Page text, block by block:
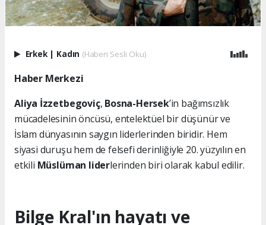
Erkek | Kadın (Haberi Sesli Oku)
Haber Merkezi
Aliya İzzetbegoviç, Bosna-Hersek’in bağımsızlık
mücadelesinin öncüsü, entelektüel bir düşünür ve
İslam dünyasının saygın liderlerinden biridir. Hem
siyasi duruşu hem de felsefi derinliğiyle 20. yüzyılın en
etkili Müslüman liderlerinden biri olarak kabul edilir.
Bilge Kral'ın hayatı ve